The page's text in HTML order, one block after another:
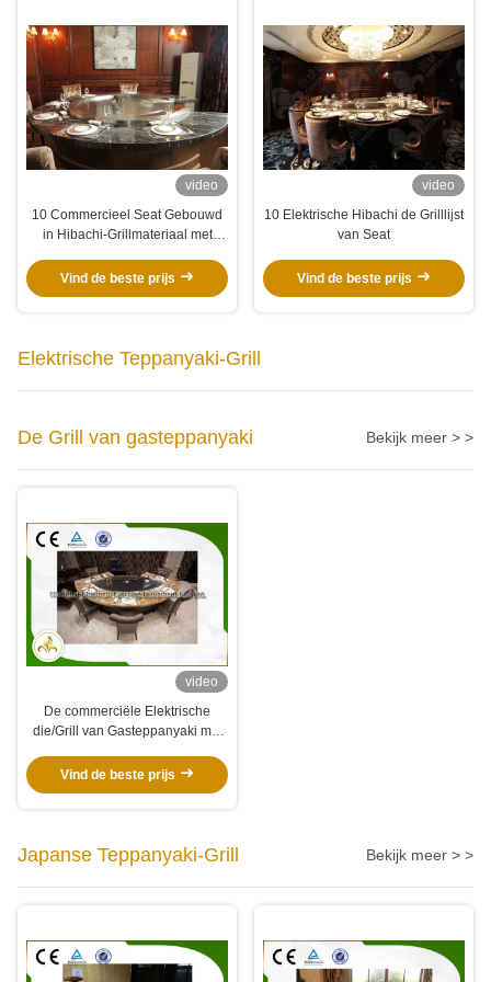
video
10 Commercieel Seat Gebouwd
in Hibachi-Grillmateriaal met
Vind de beste prijs
video
10 Elektrische Hibachi de Grilllijst
van Seat
Vind de beste prijs
Elektrische Teppanyaki-Grill
De Grill van gasteppanyaki Bekijk meer > >
video
De commerciële Elektrische
die/Grill van Gasteppanyaki met
aangepast
Vind de beste prijs
Japanse Teppanyaki-Grill Bekijk meer > >